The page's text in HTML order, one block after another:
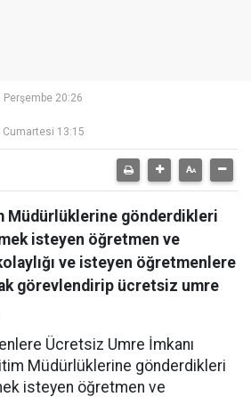
Perşembe 20:26
Cumartesi 13:15
Müdürlüklerine gönderdikleri
isteyen öğretmen ve
ve isteyen öğretmenlere
görevlendirip ücretsiz umre
Ücretsiz Umre İmkanı
Müdürlüklerine gönderdikleri
isteyen öğretmen ve